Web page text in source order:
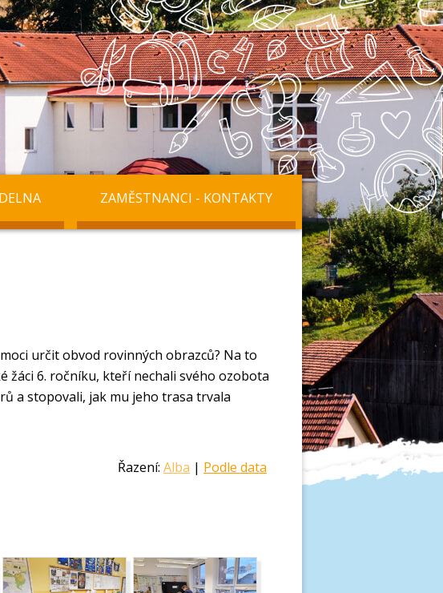
ZAMĚSTNANCI - KONTAKTY
určit obvod rovinných obrazců? Na to
žáci 6. ročníku, kteří nechali svého ozobota
a stopovali, jak mu jeho trasa trvala
Řazení: Alba | Podle data